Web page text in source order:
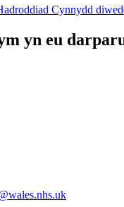
Cynnydd
yn eu